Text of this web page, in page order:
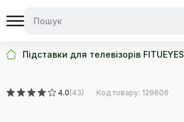
Підставки для телевізорів FITUEYES
4.0(43) Код товару: 129606